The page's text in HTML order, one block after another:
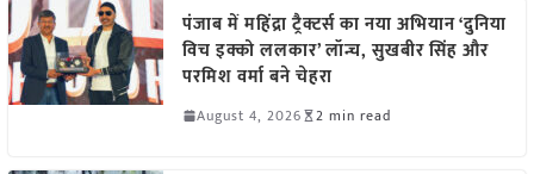
पंजाब में महिंद्रा ट्रैक्टर्स का नया अभियान ‘दुनिया
विच इक्को ललकार’ लॉन्च, सुखबीर सिंह और
परमिश वर्मा बने चेहरा
August 4, 2026 2 min read